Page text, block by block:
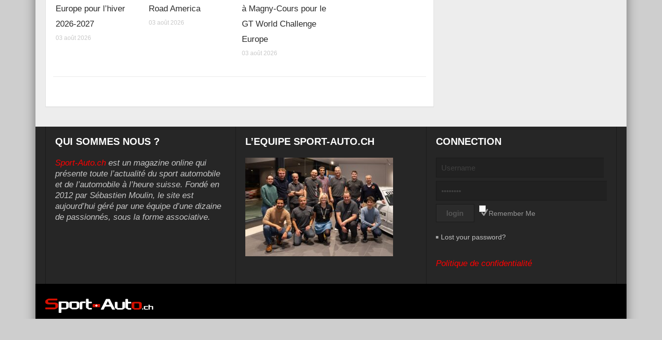
Europe pour l’hiver
2026-2027
03 août 2026
Road America
03 août 2026
à Magny-Cours pour le
GT World Challenge
Europe
03 août 2026
QUI SOMMES NOUS ?
Sport-Auto.ch est un magazine online qui
présente toute l’actualité du sport automobile
et de l’automobile à l’heure suisse. Fondé en
2012 par Sébastien Moulin, le site est
aujourd’hui géré par une équipe d’une dizaine
de passionnés, sous la forme associative.
L’EQUIPE SPORT-AUTO.CH CONNECTION
Remember Me
Lost your password?
Politique de confidentialité